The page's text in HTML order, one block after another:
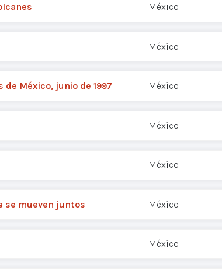
México
México
México, junio de 1997 México
México
México
se mueven juntos México
México